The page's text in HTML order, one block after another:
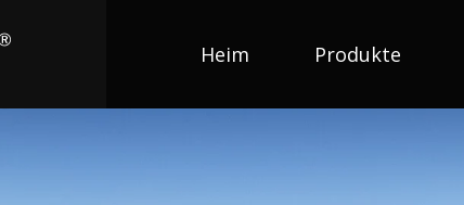
Heim Produkte